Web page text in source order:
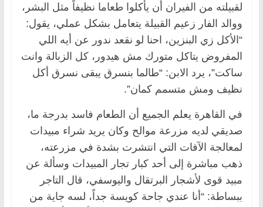
لقبيلته من الفيران أن يأكلوا طعاما نظيفاً مثل البشر،
ووالد الفار زعيم القبيلة يتعامل بشكل عملي، يقول:
“الأكل زي البنزين، احنا لو نقعد ندور عن أيه اللي
المفروض يتاكل متورك مش هيدور، كل الزبالة وانت
ساكت”، يرد الابن: “طالما بنسرق يبقى نسرق أكل
نظيف ومش متسمم كمان”.
في القاهرة يعلم الجميع أن الطعام فاسد بدرجة ما،
صديقي لديه مزرعة موالح وكان يريد شراء مبيدات
لمعالجة الآفات التي انتشرت بشدة في مزرعته،
ذهب مباشرة إلى أحد كبار تجار المبيدات وسألة عن
مبيد قوى لأشجار البرتقال واليوسفي، قال التاجر
ببساطة: “أنا عندي جاحة كويسة جداً، لسه جاية من